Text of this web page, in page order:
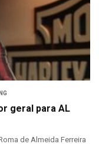
geral para AL
de Almeida Ferreira